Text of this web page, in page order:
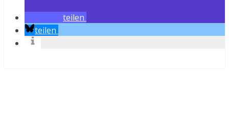
teilen
teilen